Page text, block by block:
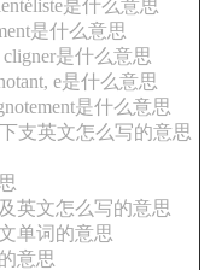
是什么意思
是什么意思
cligner是什么意思
e是什么意思
是什么意思
支英文怎么写的意思
英文怎么写的意思
单词的意思
意思